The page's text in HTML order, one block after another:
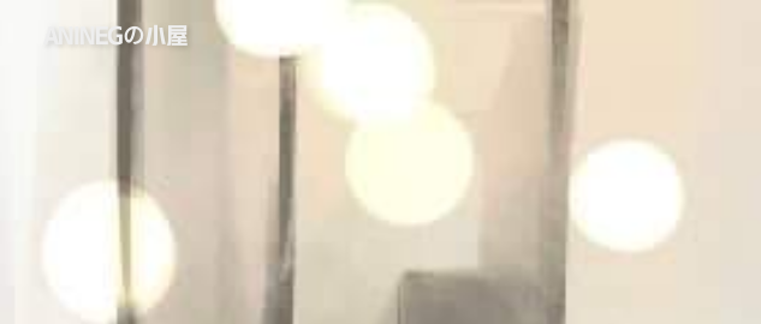
ANINEGの小屋